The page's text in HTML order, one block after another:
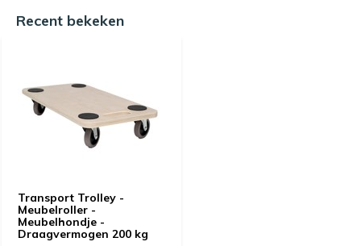
Recent bekeken
Transport Trolley -
Meubelroller -
Meubelhondje -
Draagvermogen 200 kg